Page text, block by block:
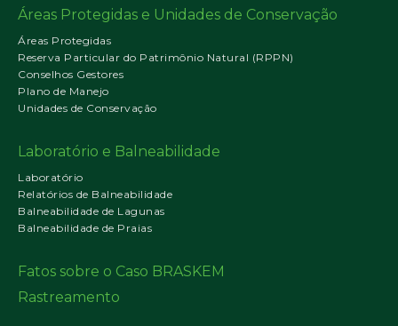
Áreas Protegidas e Unidades de Conservação
Áreas Protegidas
Reserva Particular do Patrimônio Natural (RPPN)
Conselhos Gestores
Plano de Manejo
Unidades de Conservação
Laboratório e Balneabilidade
Laboratório
Relatórios de Balneabilidade
Balneabilidade de Lagunas
Balneabilidade de Praias
Fatos sobre o Caso BRASKEM
Rastreamento